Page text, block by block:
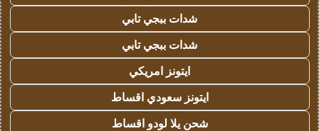
شدات ببجي تابي
شدات ببجي تابي
ايتونز امريكي
ايتونز سعودي اقساط
شحن يلا لودو اقساط